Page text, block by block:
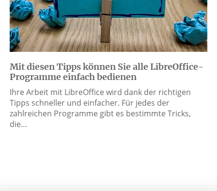
Mit diesen Tipps können Sie alle LibreOffice-
Programme einfach bedienen
Ihre Arbeit mit LibreOffice wird dank der richtigen
Tipps schneller und einfacher. Für jedes der
zahlreichen Programme gibt es bestimmte Tricks,
die…